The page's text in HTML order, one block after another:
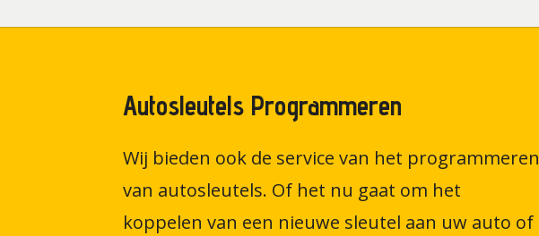
Autosleutels Programmeren
Wij bieden ook de service van het programmeren
van autosleutels. Of het nu gaat om het
koppelen van een nieuwe sleutel aan uw auto of